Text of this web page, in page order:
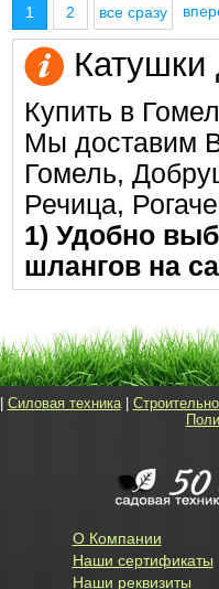
1 2 все сразу
Катушки
Купить в
Мы доставим
Гомель,
Речица,
1) Удобно
шлангов на
Силовая техника|
О Компании
Наши сертификаты
Наши реквизиты